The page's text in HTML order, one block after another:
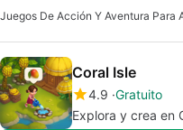
Coral Isle
4.9 Gratuito
Explora y crea en